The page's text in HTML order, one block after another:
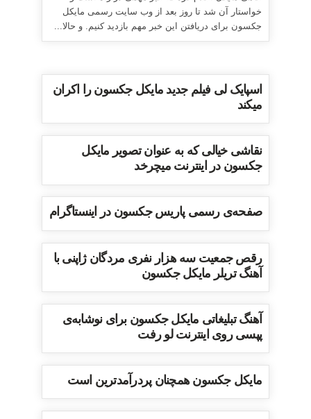
خواستار آن شد تا روز بعد از وب سایت رسمی مایکل
جکسون برای دریافتن این خبر مهم بازدید کنیم. و حالا...
اسپایک لی فیلم جدید مایکل جکسون را اکران
میکند
نقاشی خیالی که به عنوان تصویر مایکل
جکسون در اینترنت میچرخد
صفحه‌ی رسمی پاریس جکسون در اینستاگرام
رقص جمعیت سه هزار نفری مردگان ژاپنی با
آهنگ تریلر مایکل جکسون
آهنگ تبلیغاتی مایکل جکسون برای نوشابه‌ی
پپسی روی اینترنت لو رفت
مایکل جکسون همچنان پردرآمدترین است